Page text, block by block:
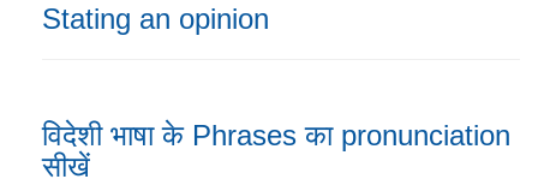
Stating an opinion
विदेशी भाषा के Phrases का pronunciation
सीखें